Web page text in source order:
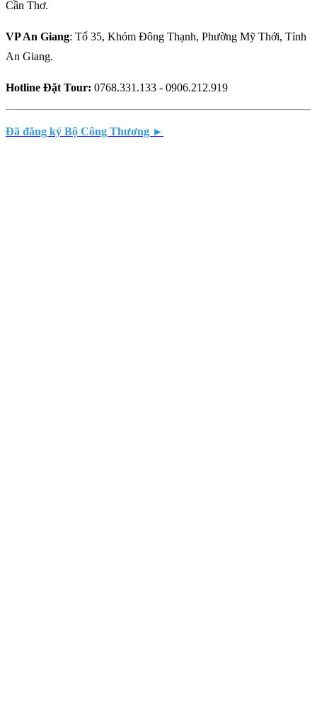
Cần Thơ.
VP An Giang: Tổ 35, Khóm Đông Thạnh, Phường Mỹ Thới, Tỉnh
An Giang.
Hotline Đặt Tour: 0768.331.133 - 0906.212.919
Đã đăng ký Bộ Công Thương ►